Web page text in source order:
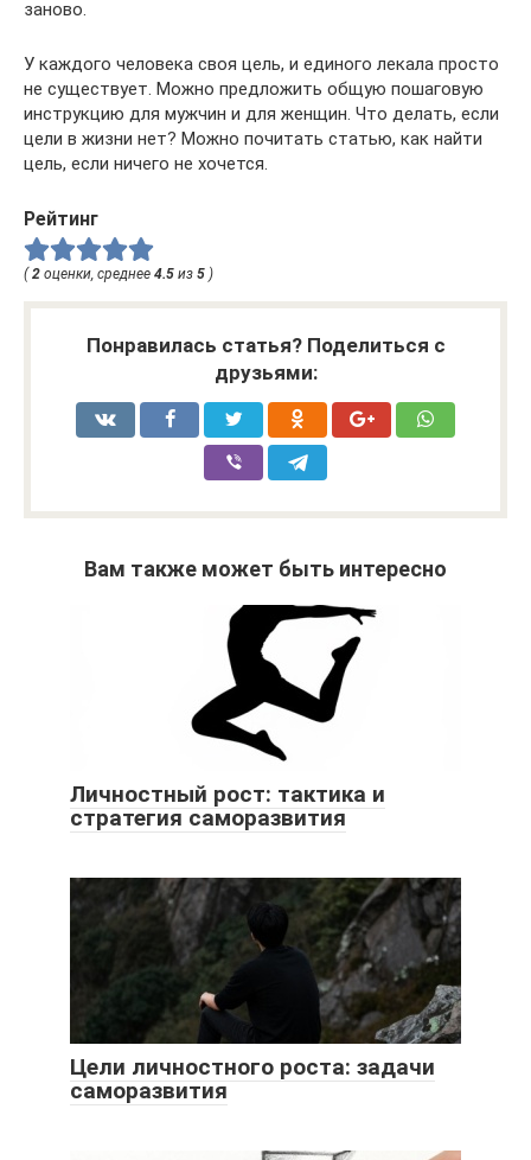
заново.
У каждого человека своя цель, и единого лекала просто
не существует. Можно предложить общую пошаговую
инструкцию для мужчин и для женщин. Что делать, если
цели в жизни нет? Можно почитать статью, как найти
цель, если ничего не хочется.
Рейтинг
( 2 оценки, среднее 4.5 из 5 )
Понравилась статья? Поделиться с
друзьями:
Вам также может быть интересно
Личностный рост: тактика и
стратегия саморазвития
Цели личностного роста: задачи
саморазвития